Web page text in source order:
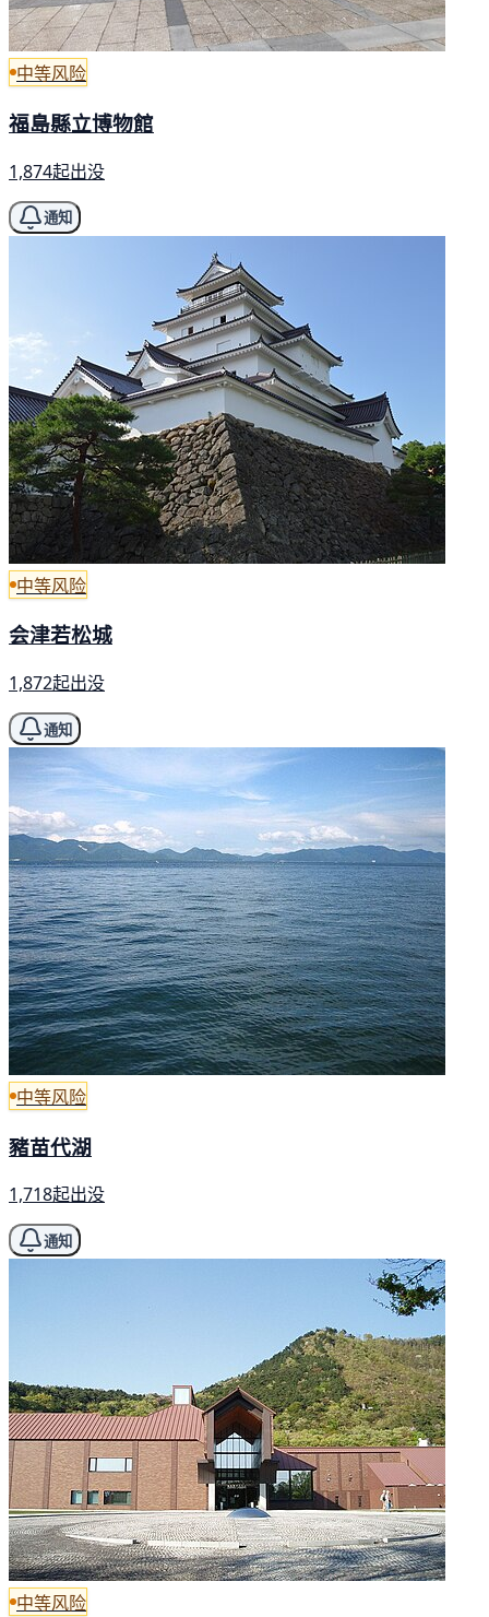
中等风险
福島縣立博物館
1,874起出没
通知
中等风险
会津若松城
1,872起出没
通知
中等风险
豬苗代湖
1,718起出没
通知
中等风险